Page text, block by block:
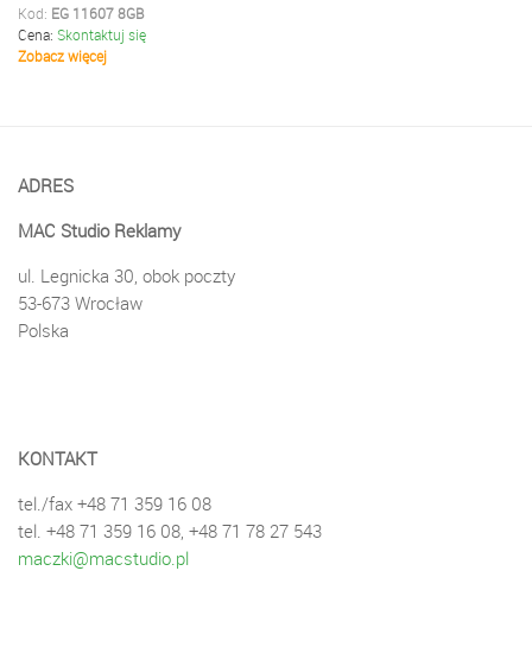
Kod: EG 11607 8GB
Cena: Skontaktuj się
Zobacz więcej
ADRES
MAC Studio Reklamy
ul. Legnicka 30, obok poczty
53-673 Wrocław
Polska
KONTAKT
tel./fax +48 71 359 16 08
tel. +48 71 359 16 08, +48 71 78 27 543
maczki@macstudio.pl